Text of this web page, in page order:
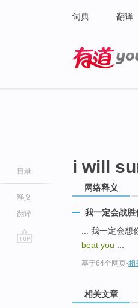
词典 翻译
目录
释义
翻译
i will
网络释义
我一定会战胜
... 我一定会
beat you
基于64个网页-相
相关文章